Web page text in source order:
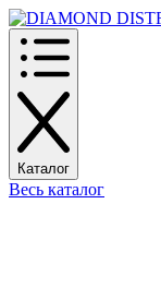
Каталог
Весь каталог